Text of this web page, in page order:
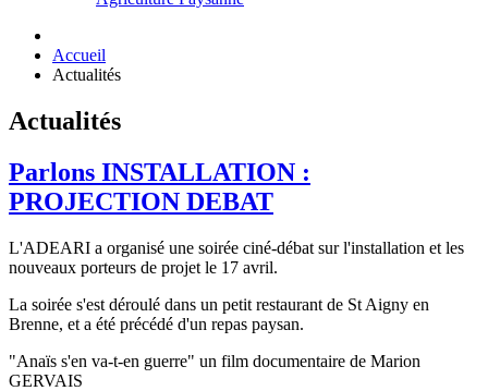
Accueil
Actualités
Actualités
Parlons INSTALLATION :
PROJECTION DEBAT
L'ADEARI a organisé une soirée ciné-débat sur l'installation et les
nouveaux porteurs de projet le 17 avril.
La soirée s'est déroulé dans un petit restaurant de St Aigny en
Brenne, et a été précédé d'un repas paysan.
​"Anaïs s'en va-t-en guerre" un film documentaire de Marion
GERVAIS